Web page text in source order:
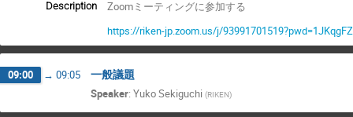
Description
Zoomミーティングに参加する
https://riken-jp.zoom.us/j/
09:00 → 09:05 一般議題
Speaker: Yuko Sekiguchi (RIKEN)